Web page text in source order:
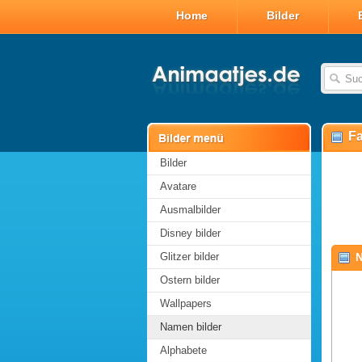
Home Bilder
Bilder
Avatare
Ausmalbilder
Disney bilder
Glitzer bilder
Ostern bilder
Wallpapers
Namen bilder
Alphabete